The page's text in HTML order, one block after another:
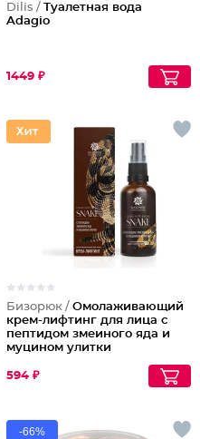
Dilis / Туалетная вода
Adagio
1449 ₽
Бизорюк / Омолаживающий
крем-лифтинг для лица с
пептидом змеиного яда и
муцином улитки
594 ₽
-66%